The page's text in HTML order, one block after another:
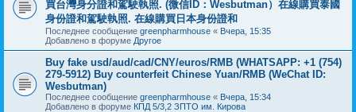
買台灣身分證和駕駛執照. (微信ID：Wesbutman）在線購買泰國
身份證和駕駛執照. 在線購買日本身份證和
Последнее сообщение greenpharmhouse « Вчера, 15:35
Добавлено в форуме Другое
Buy fake usd/aud/cad/CNY/euros/RMB (WHATSAPP: +1 (754)
279-5912) Buy counterfeit Chinese Yuan/RMB (WeChat ID:
Wesbutman)
Последнее сообщение greenpharmhouse « Вчера, 15:34
Добавлено в форуме КПД 5/3,2 ЗПТО им. Кирова